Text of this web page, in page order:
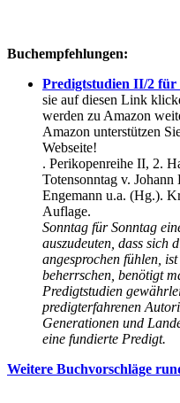
Buchempfehlungen:
Predigtstudien II/2 für
sie auf diesen Link
werden zu Amazon
Amazon unterstützen
Webseite!
. Perikopenreihe II, 2.
Totensonntag v.
Engemann u.a. (Hg.).
Auflage.
Sonntag für Sonntag
auszudeuten, dass sich
angesprochen fühlen,
beherrschen, benötigt
Predigtstudien
predigterfahrenen
Generationen und
eine fundierte Predigt.
Weitere Buchvorschläge